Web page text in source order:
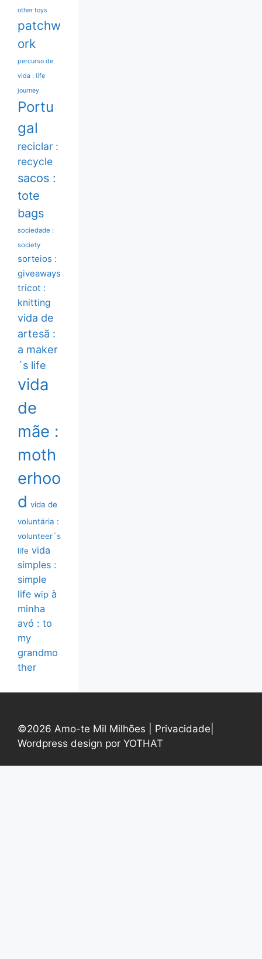
other toys
patchw
ork
percurso de
vida : life
journey
Portu
gal
reciclar :
recycle
sacos :
tote
bags
sociedade :
society
sorteios :
giveaways
tricot :
knitting
vida de
artesã :
a maker
´s life
vida
de
mãe :
moth
erhoo
d vida de
voluntária :
volunteer´s
life vida
simples :
simple
life wip à
minha
avó : to
my
grandmo
ther
©2026 Amo-te Mil Milhões | Privacidade
Wordpress design por YOTHAT